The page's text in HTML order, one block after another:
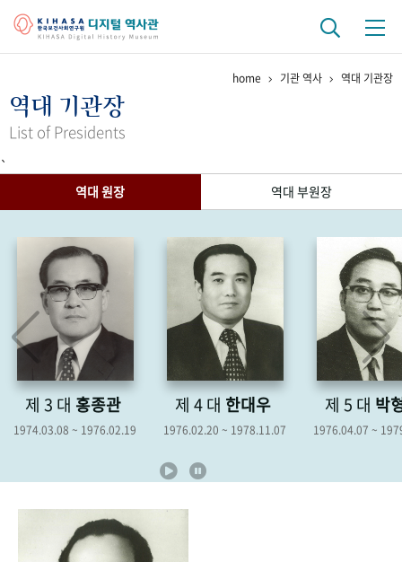
걸어온 길 기관 변천사
연구 역사
정책과 연구 키워드로 보는 연구 역사
연구자들
기록물 아카이브
사진 아카이브 문서 기록물 행정박물 영상 기록물
50+1주년 기념
성과 50선 숫자로 보는 50년 50 +1주년 광장
세계와 함께 한 KIHASA
home 기관 역사 역대 기관장
역대 기관장
List of Presidents
`
역대 원장
역대 부원장
제 4 대한대우
1976.02.20 ~ 1978.11.07
제 5 대박형종
1976.04.07 ~ 1979.04.06
제 6 대
1978.12.19 ~